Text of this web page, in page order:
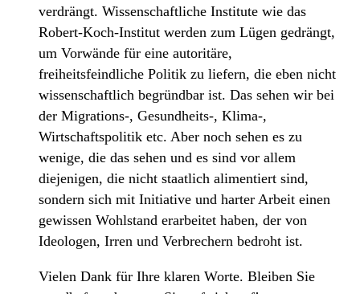
verdrängt. Wissenschaftliche Institute wie das
Robert-Koch-Institut werden zum Lügen gedrängt,
um Vorwände für eine autoritäre,
freiheitsfeindliche Politik zu liefern, die eben nicht
wissenschaftlich begründbar ist. Das sehen wir bei
der Migrations-, Gesundheits-, Klima-,
Wirtschaftspolitik etc. Aber noch sehen es zu
wenige, die das sehen und es sind vor allem
diejenigen, die nicht staatlich alimentiert sind,
sondern sich mit Initiative und harter Arbeit einen
gewissen Wohlstand erarbeitet haben, der von
Ideologen, Irren und Verbrechern bedroht ist.
Vielen Dank für Ihre klaren Worte. Bleiben Sie